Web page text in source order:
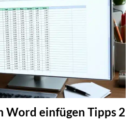
Word einfügen Tipps 2